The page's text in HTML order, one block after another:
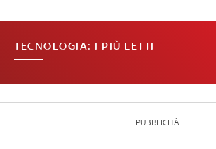
TECNOLOGIA: I PIÙ LETTI
PUBBLICITÀ